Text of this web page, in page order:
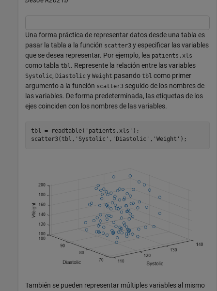
Una forma práctica de representar datos desde una tabla es
pasar la tabla a la función scatter3 y especificar las variables
que se desea representar. Por ejemplo, lea patients.xls
como tabla tbl. Represente la relación entre las variables
Systolic, Diastolic y Weight pasando tbl como primer
argumento a la función scatter3 seguido de los nombres de
las variables. De forma predeterminada, las etiquetas de los
ejes coinciden con los nombres de las variables.
tbl = readtable( 'patients.xls' );
scatter3(tbl, 'Systolic' , 'Diastolic' , 'Weight' );
También se pueden representar múltiples variables al mismo